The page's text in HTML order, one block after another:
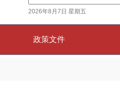
2026年8月7日 星期五
政策文件